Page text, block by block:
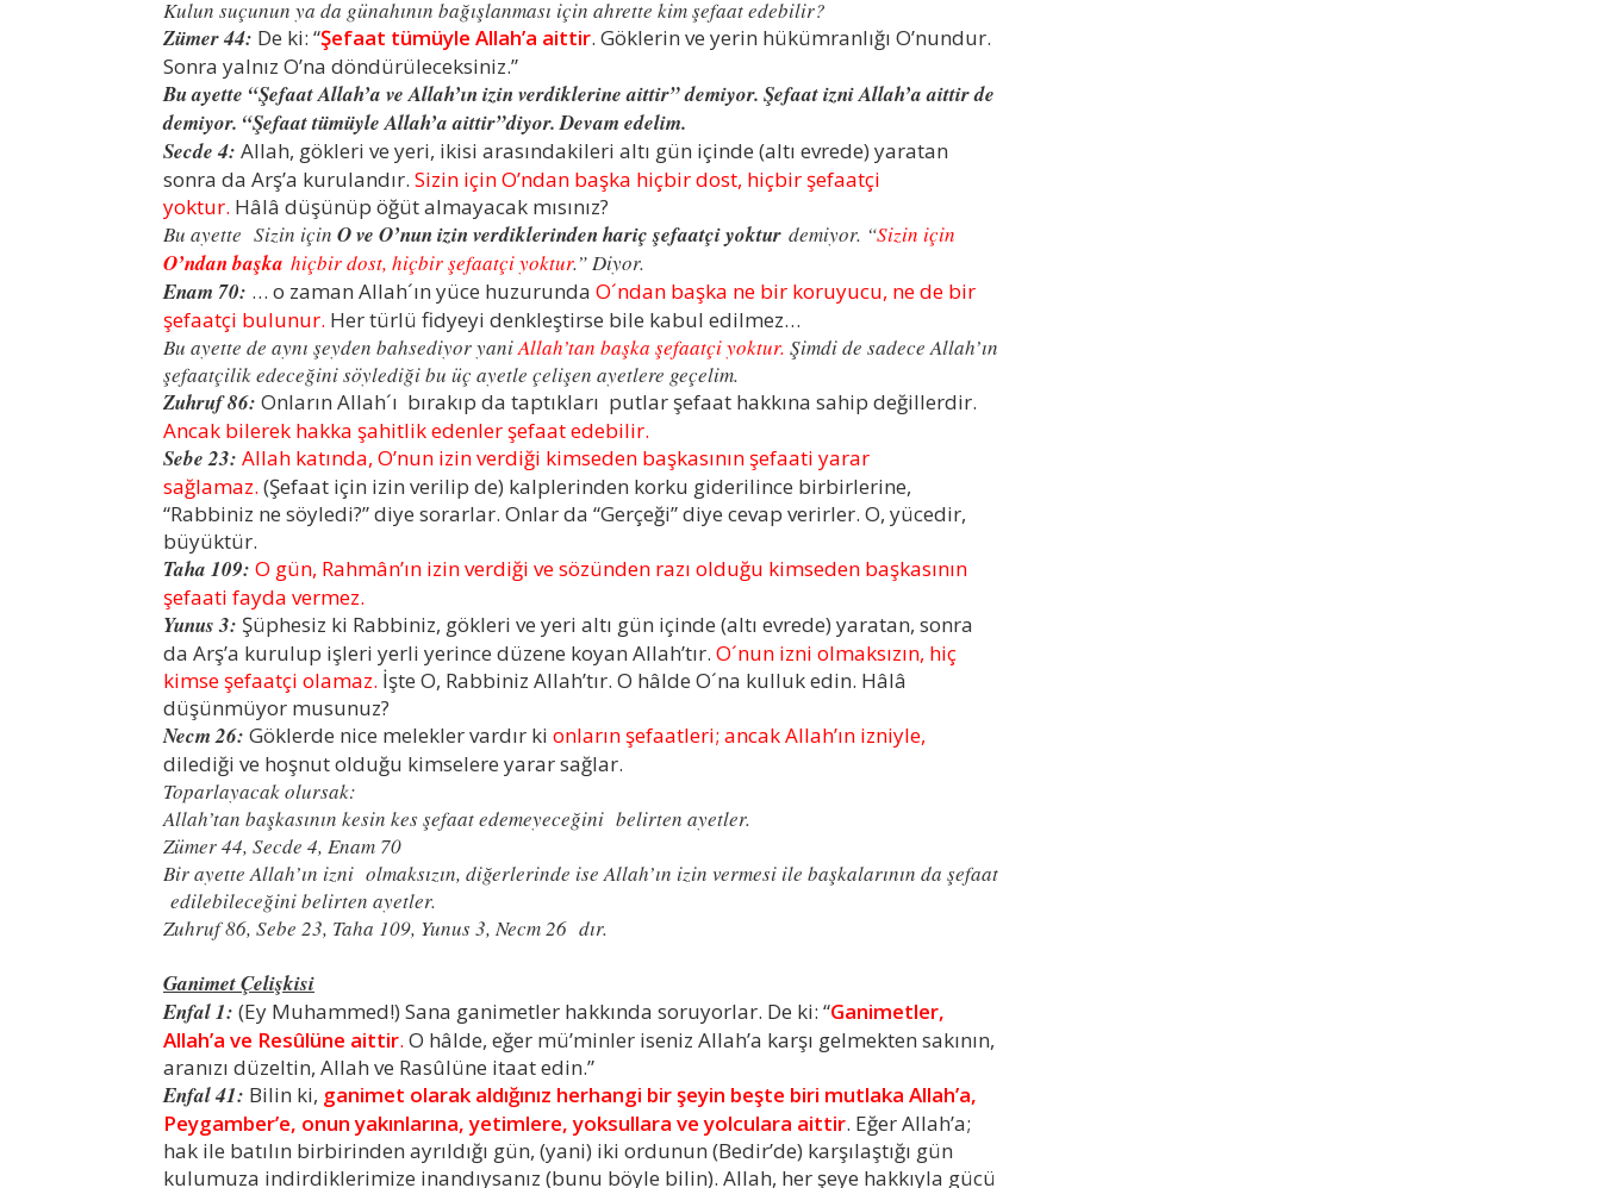
Kulun suçunun ya da günahının bağışlanması için ahrette kim şefaat edebilir?
Zümer 44: De ki: “Şefaat tümüyle Allah’a aittir. Göklerin ve yerin hükümranlığı O’nundur.
Sonra yalnız O’na döndürüleceksiniz.”
Bu ayette “Şefaat Allah’a ve Allah’ın izin verdiklerine aittir” demiyor. Şefaat izni Allah’a aittir de
demiyor. “Şefaat tümüyle Allah’a aittir”diyor. Devam edelim.
Secde 4: Allah, gökleri ve yeri, ikisi arasındakileri altı gün içinde (altı evrede) yaratan
sonra da Arş’a kurulandır. Sizin için O’ndan başka hiçbir dost, hiçbir şefaatçi
yoktur. Hâlâ düşünüp öğüt almayacak mısınız?
Bu ayette Sizin için O ve O’nun izin verdiklerinden hariç şefaatçi yoktur demiyor. “Sizin için
O’ndan başka hiçbir dost, hiçbir şefaatçi yoktur.” Diyor.
Enam 70: … o zaman Allah´ın yüce huzurunda O´ndan başka ne bir koruyucu, ne de bir
şefaatçi bulunur. Her türlü fidyeyi denkleştirse bile kabul edilmez…
Bu ayette de aynı şeyden bahsediyor yaniAllah’tan başka şefaatçi yoktur. Şimdi de sadece Allah’ın
şefaatçilik edeceğini söylediği bu üç ayetle çelişen ayetlere geçelim.
Zuhruf 86: Onların Allah´ı bırakıp da taptıkları putlar şefaat hakkına sahip değillerdir.
Ancak bilerek hakka şahitlik edenler şefaat edebilir.
Sebe 23: Allah katında, O’nun izin verdiği kimseden başkasının şefaati yarar
sağlamaz. (Şefaat için izin verilip de) kalplerinden korku giderilince birbirlerine,
“Rabbiniz ne söyledi?” diye sorarlar. Onlar da “Gerçeği” diye cevap verirler. O, yücedir,
büyüktür.
Taha 109: O gün, Rahmân’ın izin verdiği ve sözünden razı olduğu kimseden başkasının
şefaati fayda vermez.
Yunus 3: Şüphesiz ki Rabbiniz, gökleri ve yeri altı gün içinde (altı evrede) yaratan, sonra
da Arş’a kurulup işleri yerli yerince düzene koyan Allah’tır. O´nun izni olmaksızın, hiç
kimse şefaatçi olamaz. İşte O, Rabbiniz Allah’tır. O hâlde O´na kulluk edin. Hâlâ
düşünmüyor musunuz?
Necm 26: Göklerde nice melekler vardır ki onların şefaatleri; ancak Allah’ın izniyle,
dilediği ve hoşnut olduğu kimselere yarar sağlar.
Toparlayacak olursak:
Allah’tan başkasının kesin kes şefaat edemeyeceğini belirten ayetler.
Zümer 44, Secde 4, Enam 70
Bir ayette Allah’ın izni olmaksızın, diğerlerinde ise Allah’ın izin vermesi ile başkalarının da şefaat
edilebileceğini belirten ayetler.
Zuhruf 86, Sebe 23, Taha 109, Yunus 3, Necm 26 dır.
Ganimet Çelişkisi
Enfal 1: (Ey Muhammed!) Sana ganimetler hakkında soruyorlar. De ki: “Ganimetler,
Allah’a ve Resûlüne aittir. O hâlde, eğer mü’minler iseniz Allah’a karşı gelmekten sakının,
aranızı düzeltin, Allah ve Rasûlüne itaat edin.”
Enfal 41: Bilin ki, ganimet olarak aldığınız herhangi bir şeyin beşte biri mutlaka Allah’a,
Peygamber’e, onun yakınlarına, yetimlere, yoksullara ve yolculara aittir. Eğer Allah’a;
hak ile batılın birbirinden ayrıldığı gün, (yani) iki ordunun (Bedir’de) karşılaştığı gün
kulumuza indirdiklerimize inandıysanız (bunu böyle bilin). Allah, her şeye hakkıyla gücü